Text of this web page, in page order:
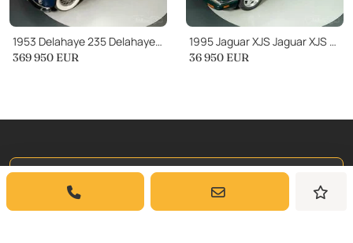
1953 Delahaye 235 Delahaye 235 Coupe L’Elfe by Figoni
369 950 EUR
1995 Jaguar XJS Jaguar XJS Cabriolet
36 950 EUR
Iscriviti a